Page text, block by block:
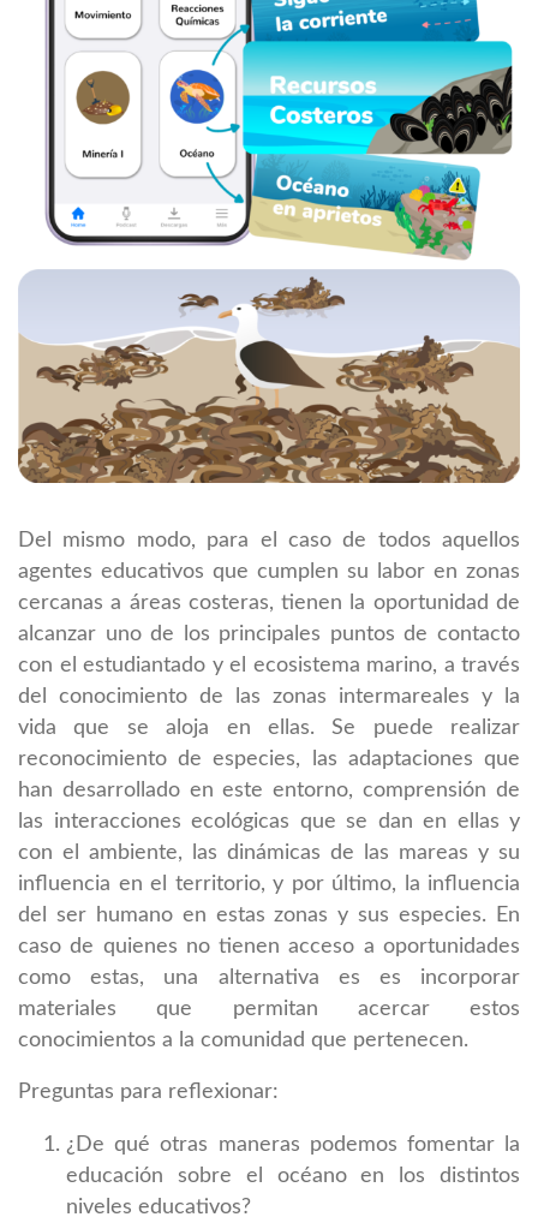
Del mismo modo, para el caso de todos aquellos
agentes educativos que cumplen su labor en zonas
cercanas a áreas costeras, tienen la oportunidad de
alcanzar uno de los principales puntos de contacto
con el estudiantado y el ecosistema marino, a través
del conocimiento de las zonas intermareales y la
vida que se aloja en ellas. Se puede realizar
reconocimiento de especies, las adaptaciones que
han desarrollado en este entorno, comprensión de
las interacciones ecológicas que se dan en ellas y
con el ambiente, las dinámicas de las mareas y su
influencia en el territorio, y por último, la influencia
del ser humano en estas zonas y sus especies. En
caso de quienes no tienen acceso a oportunidades
como estas, una alternativa es es incorporar
materiales que permitan acercar estos
conocimientos a la comunidad que pertenecen.
Preguntas para reflexionar:
¿De qué otras maneras podemos fomentar la
educación sobre el océano en los distintos
niveles educativos?